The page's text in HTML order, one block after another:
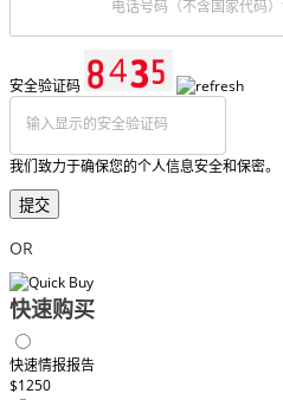
安全验证码
我们致力于确保您的个人信息安全和保密。
提交
OR
快速购买
快速情报报告
$1250